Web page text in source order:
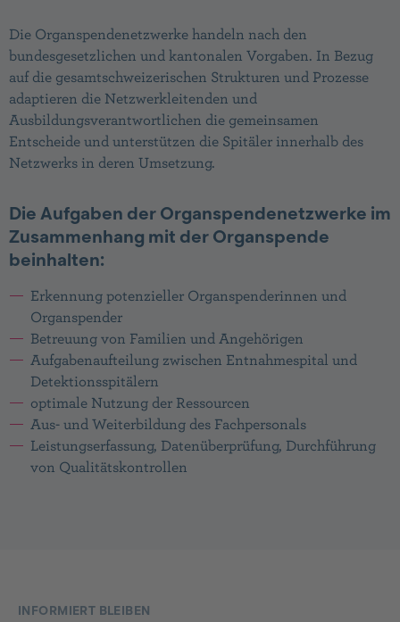
Die Organspendenetzwerke handeln nach den
bundesgesetzlichen und kantonalen Vorgaben. In Bezug
auf die gesamtschweizerischen Strukturen und Prozesse
adaptieren die Netzwerkleitenden und
Ausbildungsverantwortlichen die gemeinsamen
Entscheide und unterstützen die Spitäler innerhalb des
Netzwerks in deren Umsetzung.
Die Aufgaben der Organspendenetzwerke im
Zusammenhang mit der Organspende
beinhalten:
Erkennung potenzieller Organspenderinnen und
Organspender
Betreuung von Familien und Angehörigen
Aufgabenaufteilung zwischen Entnahmespital und
Detektionsspitälern
optimale Nutzung der Ressourcen
Aus- und Weiterbildung des Fachpersonals
Leistungserfassung, Datenüberprüfung, Durchführung
von Qualitätskontrollen
Footer
INFORMIERT BLEIBEN